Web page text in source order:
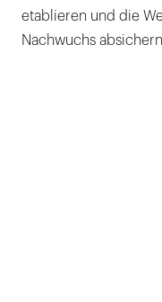
etablieren und die
Nachwuchs